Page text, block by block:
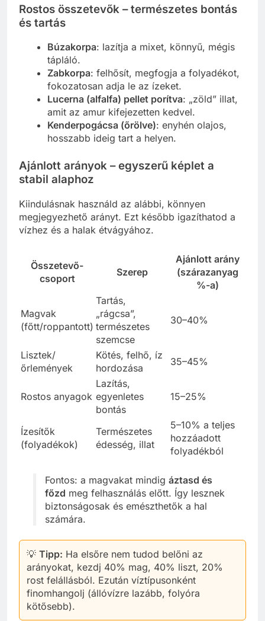
Rostos összetevők – természetes bontás
és tartás
Búzakorpa: lazítja a mixet, könnyű, mégis
tápláló.
Zabkorpa: felhősít, megfogja a folyadékot,
fokozatosan adja le az ízeket.
Lucerna (alfalfa) pellet porítva: „zöld” illat,
amit az amur kifejezetten kedvel.
Kenderpogácsa (őrölve): enyhén olajos,
hosszabb ideig tart a helyen.
Ajánlott arányok – egyszerű képlet a
stabil alaphoz
Kiindulásnak használd az alábbi, könnyen
megjegyezhető arányt. Ezt később igazíthatod a
vízhez és a halak étvágyához.
Összetevő-
csoport
Szerep
Ajánlott arány
(szárazanyag
%-a)
Magvak
(főtt/roppantott)
Tartás,
„rágcsa”,
természetes
szemcse
30–40%
Lisztek/
őrlemények
Kötés, felhő, íz
hordozása
35–45%
Rostos anyagok
Lazítás,
egyenletes
bontás
15–25%
Ízesítők
(folyadékok)
Természetes
édesség, illat
5–10% a teljes
hozzáadott
folyadékból
Fontos: a magvakat mindig áztasd és
főzd meg felhasználás előtt. Így lesznek
biztonságosak és emészthetők a hal
számára.
💡 Tipp: Ha elsőre nem tudod belőni az
arányokat, kezdj 40% mag, 40% liszt, 20%
rost felállásból. Ezután víztípusonként
finomhangolj (állóvízre lazább, folyóra
kötősebb).